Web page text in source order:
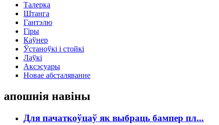
Талерка
Штанга
Гантэлю
Гіры
Каўнер
Ўстаноўкі і стойкі
Лаўкі
Аксэсуары
Новае абсталяванне
апошнія навіны
Для пачаткоўцаў як выбраць бампер пл...